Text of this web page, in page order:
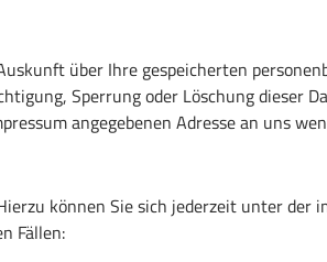
über Ihre gespeicherten
Sperrung oder Löschung dieser
angegebenen Adresse an uns
können Sie sich jederzeit unter der
Fällen: